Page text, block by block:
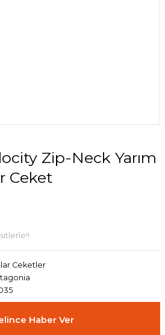
Zip-Neck Yarım
Ceket
Ceketler
Haber Ver